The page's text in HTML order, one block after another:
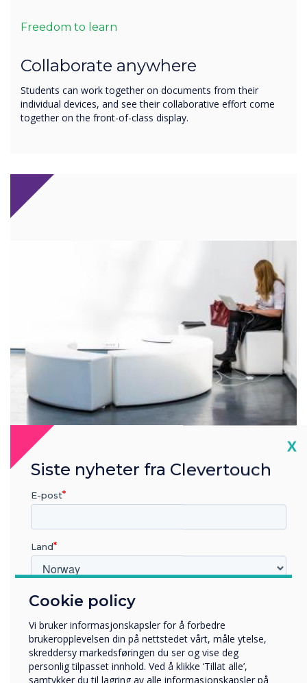
Freedom to learn
Collaborate anywhere
Students can work together on documents from their
individual devices, and see their collaborative effort come
together on the front-of-class display.
Freedom to teach
Work anywhere
Work at home, on the go, or in another part of the school.
Our displays sync to your Google Drive, so you can access
what you've been working on and display it on any IMPACT
interactive display.
Cookie policy
Vi bruker informasjonskapsler for å forbedre
brukeropplevelsen din på nettstedet vårt, måle ytelse,
skreddersy markedsføringen du ser og vise deg
personlig tilpasset innhold. Ved å klikke ‘Tillat alle’,
samtykker du til lagring av alle informasjonskapsler på
X
Siste nyheter fra Clevertouch
E-post
Land
Hvilken bransje jobber du i?
Företag
Övriga
Selskapets navn